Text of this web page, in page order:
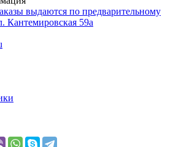
выдаются по предварительному
Кантемировская 59а